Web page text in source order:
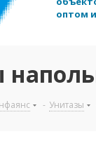
оптом
- Унитазы